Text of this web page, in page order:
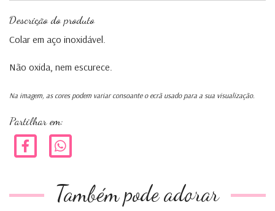
Descrição do produto
Colar em aço inoxidável.
Não oxida, nem escurece.
Na imagem, as cores podem variar consoante o ecrã usado para a sua visualização.
Partilhar em:
Também pode adorar